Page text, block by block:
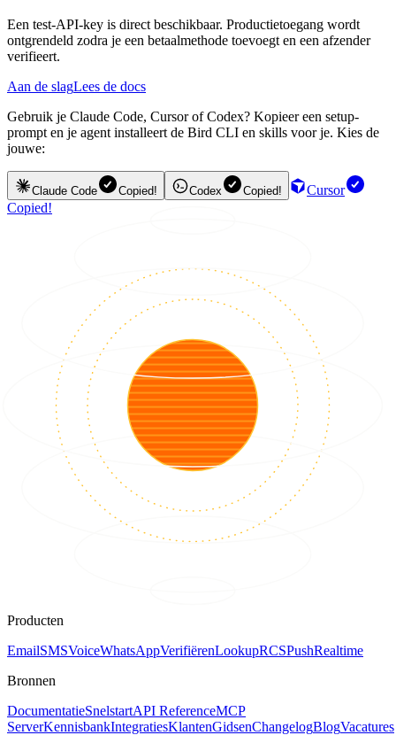
Een test-API-key is direct beschikbaar. Productietoegang wordt
ontgrendeld zodra je een betaalmethode toevoegt en een afzender
verifieert.
Aan de slagLees de docs
Gebruik je Claude Code, Cursor of Codex? Kopieer een setup-
prompt en je agent installeert de Bird CLI en skills voor je. Kies de
jouwe:
Claude Code Copied! Codex Copied!
Cursor
Copied!
Producten
EmailSMSVoiceWhatsAppVerifiërenLookupRCSPushRealtime
Bronnen
DocumentatieSnelstartAPI ReferenceMCP
ServerKennisbankIntegratiesKlantenGidsenChangelogBlogVacatures